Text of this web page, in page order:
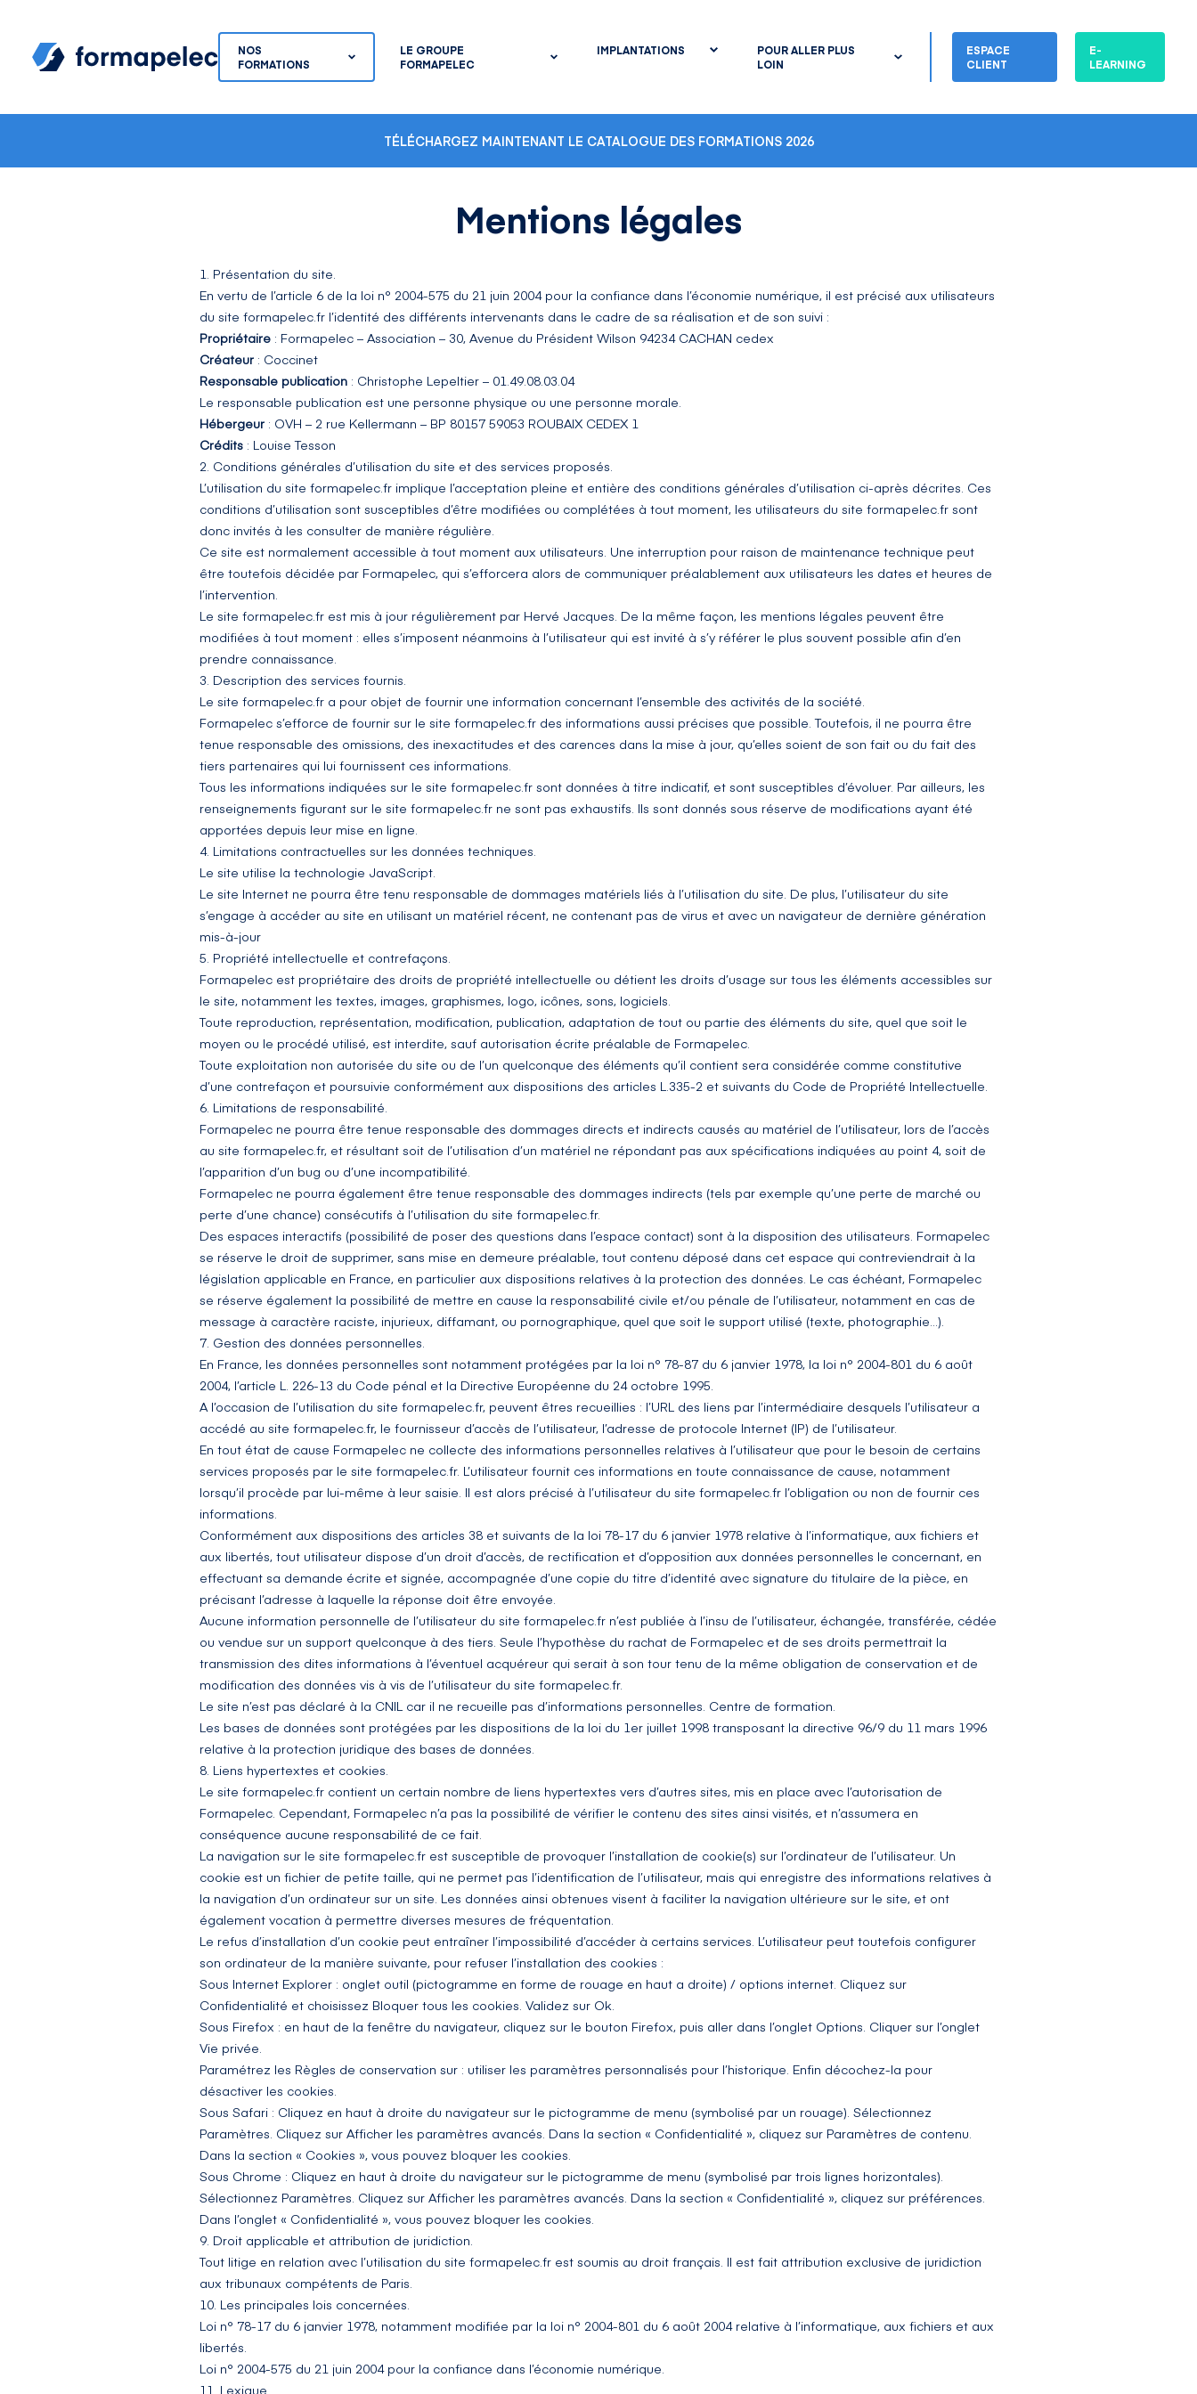
NOS
FORMATIONS
LE GROUPE
FORMAPELEC
IMPLANTATIONS
POUR ALLER PLUS
LOIN
ESPACE
CLIENT
E-
LEARNING
TÉLÉCHARGEZ MAINTENANT LE CATALOGUE DES FORMATIONS 2026
Mentions légales
1. Présentation du site.
En vertu de l’article 6 de la loi n° 2004-575 du 21 juin 2004 pour la confiance dans l’économie numérique, il est précisé aux utilisateurs
du site formapelec.fr l’identité des différents intervenants dans le cadre de sa réalisation et de son suivi :
Propriétaire : Formapelec – Association – 30, Avenue du Président Wilson 94234 CACHAN cedex
Créateur : Coccinet
Responsable publication : Christophe Lepeltier – 01.49.08.03.04
Le responsable publication est une personne physique ou une personne morale.
Hébergeur : OVH – 2 rue Kellermann – BP 80157 59053 ROUBAIX CEDEX 1
Crédits : Louise Tesson
2. Conditions générales d’utilisation du site et des services proposés.
L’utilisation du site formapelec.fr implique l’acceptation pleine et entière des conditions générales d’utilisation ci-après décrites. Ces
conditions d’utilisation sont susceptibles d’être modifiées ou complétées à tout moment, les utilisateurs du site formapelec.fr sont
donc invités à les consulter de manière régulière.
Ce site est normalement accessible à tout moment aux utilisateurs. Une interruption pour raison de maintenance technique peut
être toutefois décidée par Formapelec, qui s’efforcera alors de communiquer préalablement aux utilisateurs les dates et heures de
l’intervention.
Le site formapelec.fr est mis à jour régulièrement par Hervé Jacques. De la même façon, les mentions légales peuvent être
modifiées à tout moment : elles s’imposent néanmoins à l’utilisateur qui est invité à s’y référer le plus souvent possible afin d’en
prendre connaissance.
3. Description des services fournis.
Le site formapelec.fr a pour objet de fournir une information concernant l’ensemble des activités de la société.
Formapelec s’efforce de fournir sur le site formapelec.fr des informations aussi précises que possible. Toutefois, il ne pourra être
tenue responsable des omissions, des inexactitudes et des carences dans la mise à jour, qu’elles soient de son fait ou du fait des
tiers partenaires qui lui fournissent ces informations.
Tous les informations indiquées sur le site formapelec.fr sont données à titre indicatif, et sont susceptibles d’évoluer. Par ailleurs, les
renseignements figurant sur le site formapelec.fr ne sont pas exhaustifs. Ils sont donnés sous réserve de modifications ayant été
apportées depuis leur mise en ligne.
4. Limitations contractuelles sur les données techniques.
Le site utilise la technologie JavaScript.
Le site Internet ne pourra être tenu responsable de dommages matériels liés à l’utilisation du site. De plus, l’utilisateur du site
s’engage à accéder au site en utilisant un matériel récent, ne contenant pas de virus et avec un navigateur de dernière génération
mis-à-jour
5. Propriété intellectuelle et contrefaçons.
Formapelec est propriétaire des droits de propriété intellectuelle ou détient les droits d’usage sur tous les éléments accessibles sur
le site, notamment les textes, images, graphismes, logo, icônes, sons, logiciels.
Toute reproduction, représentation, modification, publication, adaptation de tout ou partie des éléments du site, quel que soit le
moyen ou le procédé utilisé, est interdite, sauf autorisation écrite préalable de Formapelec.
Toute exploitation non autorisée du site ou de l’un quelconque des éléments qu’il contient sera considérée comme constitutive
d’une contrefaçon et poursuivie conformément aux dispositions des articles L.335-2 et suivants du Code de Propriété Intellectuelle.
6. Limitations de responsabilité.
Formapelec ne pourra être tenue responsable des dommages directs et indirects causés au matériel de l’utilisateur, lors de l’accès
au site formapelec.fr, et résultant soit de l’utilisation d’un matériel ne répondant pas aux spécifications indiquées au point 4, soit de
l’apparition d’un bug ou d’une incompatibilité.
Formapelec ne pourra également être tenue responsable des dommages indirects (tels par exemple qu’une perte de marché ou
perte d’une chance) consécutifs à l’utilisation du site formapelec.fr.
Des espaces interactifs (possibilité de poser des questions dans l’espace contact) sont à la disposition des utilisateurs. Formapelec
se réserve le droit de supprimer, sans mise en demeure préalable, tout contenu déposé dans cet espace qui contreviendrait à la
législation applicable en France, en particulier aux dispositions relatives à la protection des données. Le cas échéant, Formapelec
se réserve également la possibilité de mettre en cause la responsabilité civile et/ou pénale de l’utilisateur, notamment en cas de
message à caractère raciste, injurieux, diffamant, ou pornographique, quel que soit le support utilisé (texte, photographie…).
7. Gestion des données personnelles.
En France, les données personnelles sont notamment protégées par la loi n° 78-87 du 6 janvier 1978, la loi n° 2004-801 du 6 août
2004, l’article L. 226-13 du Code pénal et la Directive Européenne du 24 octobre 1995.
A l’occasion de l’utilisation du site formapelec.fr, peuvent êtres recueillies : l’URL des liens par l’intermédiaire desquels l’utilisateur a
accédé au site formapelec.fr, le fournisseur d’accès de l’utilisateur, l’adresse de protocole Internet (IP) de l’utilisateur.
En tout état de cause Formapelec ne collecte des informations personnelles relatives à l’utilisateur que pour le besoin de certains
services proposés par le site formapelec.fr. L’utilisateur fournit ces informations en toute connaissance de cause, notamment
lorsqu’il procède par lui-même à leur saisie. Il est alors précisé à l’utilisateur du site formapelec.fr l’obligation ou non de fournir ces
informations.
Conformément aux dispositions des articles 38 et suivants de la loi 78-17 du 6 janvier 1978 relative à l’informatique, aux fichiers et
aux libertés, tout utilisateur dispose d’un droit d’accès, de rectification et d’opposition aux données personnelles le concernant, en
effectuant sa demande écrite et signée, accompagnée d’une copie du titre d’identité avec signature du titulaire de la pièce, en
précisant l’adresse à laquelle la réponse doit être envoyée.
Aucune information personnelle de l’utilisateur du site formapelec.fr n’est publiée à l’insu de l’utilisateur, échangée, transférée, cédée
ou vendue sur un support quelconque à des tiers. Seule l’hypothèse du rachat de Formapelec et de ses droits permettrait la
transmission des dites informations à l’éventuel acquéreur qui serait à son tour tenu de la même obligation de conservation et de
modification des données vis à vis de l’utilisateur du site formapelec.fr.
Le site n’est pas déclaré à la CNIL car il ne recueille pas d’informations personnelles. Centre de formation.
Les bases de données sont protégées par les dispositions de la loi du 1er juillet 1998 transposant la directive 96/9 du 11 mars 1996
relative à la protection juridique des bases de données.
8. Liens hypertextes et cookies.
Le site formapelec.fr contient un certain nombre de liens hypertextes vers d’autres sites, mis en place avec l’autorisation de
Formapelec. Cependant, Formapelec n’a pas la possibilité de vérifier le contenu des sites ainsi visités, et n’assumera en
conséquence aucune responsabilité de ce fait.
La navigation sur le site formapelec.fr est susceptible de provoquer l’installation de cookie(s) sur l’ordinateur de l’utilisateur. Un
cookie est un fichier de petite taille, qui ne permet pas l’identification de l’utilisateur, mais qui enregistre des informations relatives à
la navigation d’un ordinateur sur un site. Les données ainsi obtenues visent à faciliter la navigation ultérieure sur le site, et ont
également vocation à permettre diverses mesures de fréquentation.
Le refus d’installation d’un cookie peut entraîner l’impossibilité d’accéder à certains services. L’utilisateur peut toutefois configurer
son ordinateur de la manière suivante, pour refuser l’installation des cookies :
Sous Internet Explorer : onglet outil (pictogramme en forme de rouage en haut a droite) / options internet. Cliquez sur
Confidentialité et choisissez Bloquer tous les cookies. Validez sur Ok.
Sous Firefox : en haut de la fenêtre du navigateur, cliquez sur le bouton Firefox, puis aller dans l’onglet Options. Cliquer sur l’onglet
Vie privée.
Paramétrez les Règles de conservation sur : utiliser les paramètres personnalisés pour l’historique. Enfin décochez-la pour
désactiver les cookies.
Sous Safari : Cliquez en haut à droite du navigateur sur le pictogramme de menu (symbolisé par un rouage). Sélectionnez
Paramètres. Cliquez sur Afficher les paramètres avancés. Dans la section « Confidentialité », cliquez sur Paramètres de contenu.
Dans la section « Cookies », vous pouvez bloquer les cookies.
Sous Chrome : Cliquez en haut à droite du navigateur sur le pictogramme de menu (symbolisé par trois lignes horizontales).
Sélectionnez Paramètres. Cliquez sur Afficher les paramètres avancés. Dans la section « Confidentialité », cliquez sur préférences.
Dans l’onglet « Confidentialité », vous pouvez bloquer les cookies.
9. Droit applicable et attribution de juridiction.
Tout litige en relation avec l’utilisation du site formapelec.fr est soumis au droit français. Il est fait attribution exclusive de juridiction
aux tribunaux compétents de Paris.
10. Les principales lois concernées.
Loi n° 78-17 du 6 janvier 1978, notamment modifiée par la loi n° 2004-801 du 6 août 2004 relative à l’informatique, aux fichiers et aux
libertés.
Loi n° 2004-575 du 21 juin 2004 pour la confiance dans l’économie numérique.
11. Lexique.